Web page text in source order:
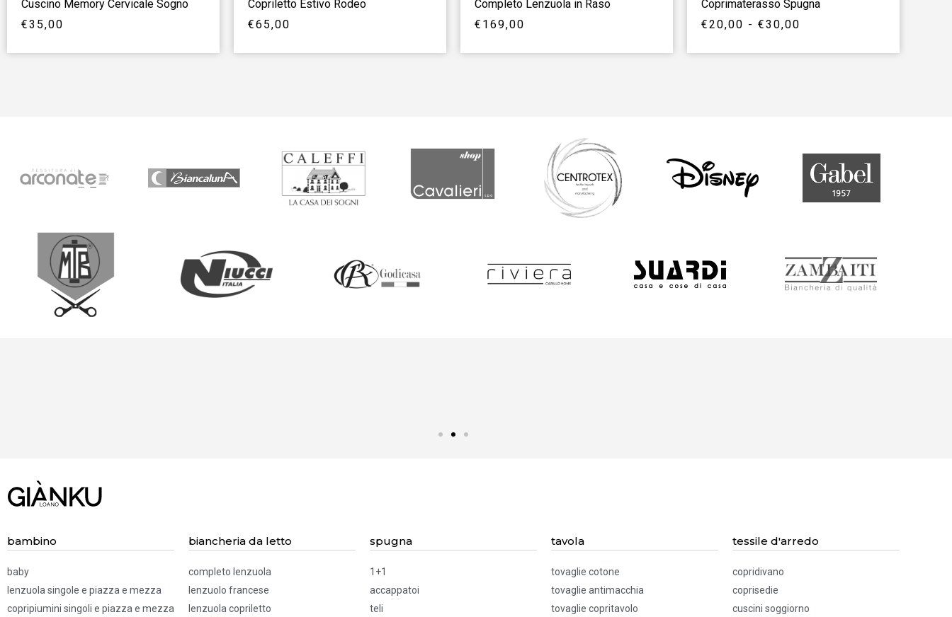
Cuscino Memory Cervicale Sogno
€35,00
Copriletto Estivo Rodeo
€65,00
Completo Lenzuola in Raso
€ 169,00
Coprimaterasso Spugna
€20,00 - €30,00
Chiamaci! 019.52
bambino
baby
lenzuola singole e piazza e mezza
copripiumini singoli e piazza e mezza
biancheria da letto
completo lenzuola
lenzuolo francese
lenzuola copriletto
spugna
1+1
accappatoi
teli
tavola
tovaglie cotone
tovaglie antimacchia
tovaglie copritavolo
tessile d'arredo
copridivano
coprisedie
cuscini soggiorno